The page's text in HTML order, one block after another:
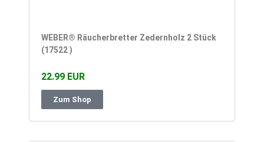
WEBER® Räucherbretter Zedernholz 2 Stück
(17522 )
22.99 EUR
Zum Shop